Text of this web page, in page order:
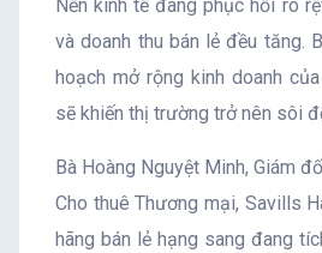
Nền kinh tế đang phục hồi rõ
và doanh thu bán lẻ đều tăng.
hoạch mở rộng kinh doanh
sẽ khiến thị trường trở nên sôi
Bà Hoàng Nguyệt Minh, Giám
Cho thuê Thương mại, Savills
hãng bán lẻ hạng sang đang